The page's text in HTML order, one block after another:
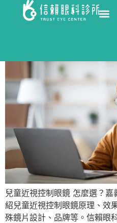
兒童近視控制眼鏡 怎麼選？
紹兒童近視控制眼鏡原理、效
殊鏡片設計、品牌等。信賴眼